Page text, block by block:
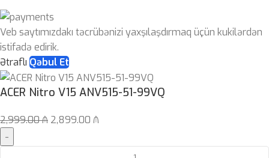
Veb saytımızdakı təcrübənizi yaxşılaşdırmaq üçün kukilərdən
istifadə edirik.
Ətraflı Qəbul Et
ACER Nitro V15 ANV515-51-99VQ
2,999.00₼ 2,899.00 ₼